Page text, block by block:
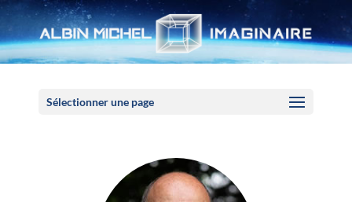
Sélectionner une page
Panneau de gestion des cookies